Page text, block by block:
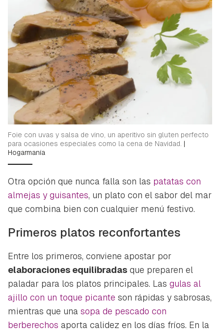
Foie con uvas y salsa de vino, un aperitivo sin gluten perfecto
para ocasiones especiales como la cena de Navidad. |
Hogarmanía
Otra opción que nunca falla son las patatas con
almejas y guisantes, un plato con el sabor del mar
que combina bien con cualquier menú festivo.
Primeros platos reconfortantes
Entre los primeros, conviene apostar por
elaboraciones equilibradas que preparen el
paladar para los platos principales. Las gulas al
ajillo con un toque picante son rápidas y sabrosas,
mientras que una sopa de pescado con
berberechos aporta calidez en los días fríos. En la